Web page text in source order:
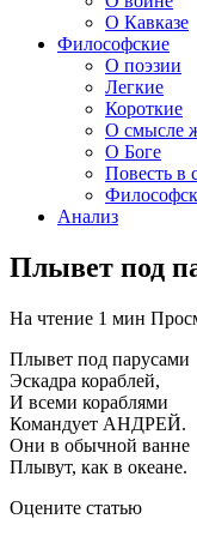
О Кавказе
Философские
О поэзии
Легкие
Короткие
О смысле
О Боге
Повесть в
Анализ
Плывет под
На чтение 1 мин
Плывет под парусами
Эскадра кораблей,
И всеми кораблями
Командует АНДРЕЙ.
Они в обычной ванне
Плывут, как в океане.
Оцените статью